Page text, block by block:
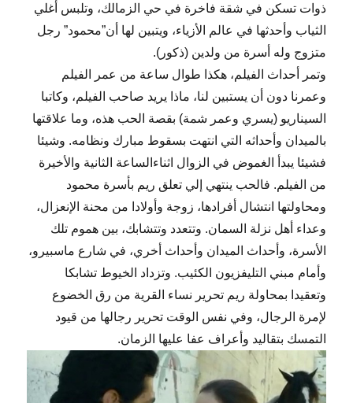
ذوات تسكن في شقة فاخرة في حي الزمالك، وتلبس أغلي
الثياب وأحدثها في عالم الأزياء، ويتبين لها أن”محمود” رجل
متزوج وله أسرة من ولدين (ذكور).
وتمر أحداث الفيلم، هكذا طوال ساعة من عمر الفيلم
وعمرنا دون أن يستبين لنا، ماذا يريد صاحب الفيلم، وكاتبا
السيناريو (يسري وعمر شمة) بقصة الحب هذه، وما علاقتها
بالميدان وأحداثه التي انتهت بسقوط مبارك ونظامه. وشيئا
فشيئا يبدأ الغموض في الزوال اثناءالساعة الثانية والأخيرة
من الفيلم. فالحب ينتهي إلي تعلق ريم بأسرة محمود
ومحاولتها انتشال أفرادها، زوجة وأولادا من محنة الإنعزال،
وعداء أهل نزلة السمان. وتتعدد وتتشابك، بين هموم تلك
الأسرة، وأحداث الميدان وأحداث أخري، في شارع ماسبيرو،
وأمام مبني التليفزيون الكئيب. وتزداد الخيوط تشابكا
وتعقيدا بمحاولة ريم تحرير نساء القرية من رق الخضوع
لإمرة الرجال، وفي نفس الوقت تحرير رجالها من قيود
التمسك بتقاليد وأعراف عفا عليها الزمان.